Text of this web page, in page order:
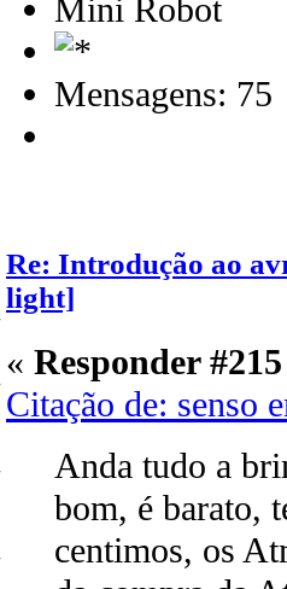
Mini Robot
Mensagens: 75
Re: Introdução ao
light]
« Responder
Citação de: senso
Anda tudo a
bom, é barato,
centimos, os